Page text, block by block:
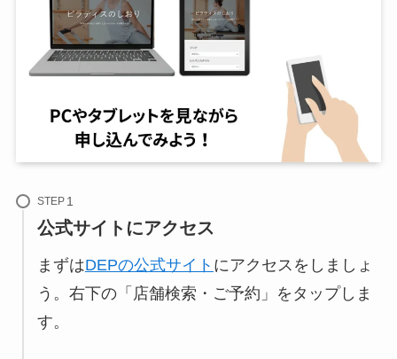
STEP
公式サイトにアクセス
まずはDEPの公式サイト にアクセスをしましょ
う。右下の「店舗検索・ご予約」をタップしま
す。